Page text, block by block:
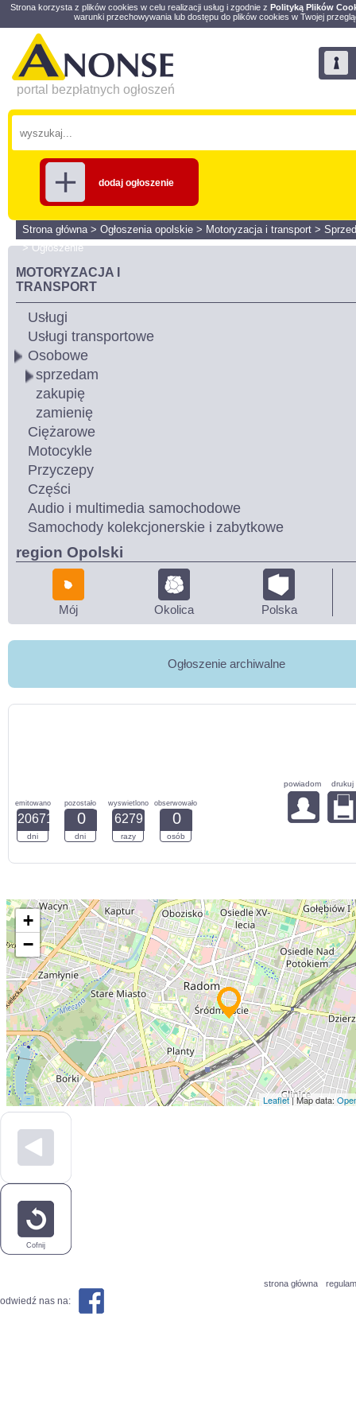
Strona korzysta z plików cookies w celu realizacji usług i zgodnie z Polityką Plików
warunki przechowywania lub dostępu do plików cookies w Twojej
portal bezpłatnych ogłoszeń
dodaj ogłoszenie
Strona główna> Ogłoszenia opolskie > Motoryzacja i transport >
>Ogłoszenie
MOTORYZACJA I
TRANSPORT
Usługi
Usługi transportowe
Osobowe
sprzedam
zakupię
zamienię
Ciężarowe
Motocykle
Przyczepy
Części
Audio i multimedia samochodowe
Samochody kolekcjonerskie i zabytkowe
region Opolski
Mój Okolica Polska
Ogłoszenie archiwalne
emitowano
20671
dni
pozostało
0
dni
wyswietlono
6279
razy
obserwowało
0
osób
powiadom drukuj
+
−
Leaflet| Map data:
Cofnij
strona główna
odwiedź nas na: